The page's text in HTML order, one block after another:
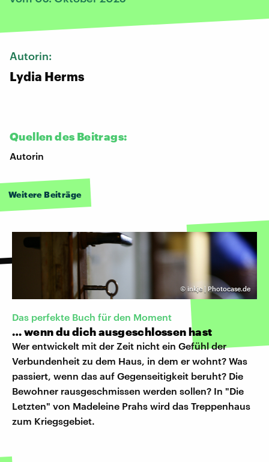
Autorin:
Lydia Herms
Quellen des Beitrags:
Autorin
Weitere Beiträge
© inkje | Photocase.de
Das perfekte Buch für den Moment
… wenn du dich ausgeschlossen hast
Wer entwickelt mit der Zeit nicht ein Gefühl der
Verbundenheit zu dem Haus, in dem er wohnt? Was
passiert, wenn das auf Gegenseitigkeit beruht? Die
Bewohner rausgeschmissen werden sollen? In "Die
Letzten" von Madeleine Prahs wird das Treppenhaus
zum Kriegsgebiet.